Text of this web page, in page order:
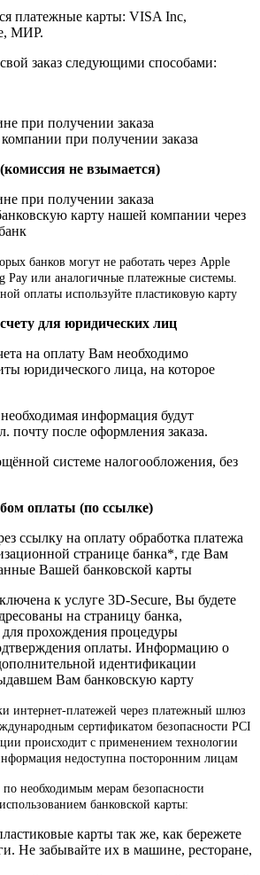
платежные карты: VISA Inc,
МИР.
заказ следующими способами:
при получении заказа
при получении заказа
не взымается)
при получении заказа
карту нашей компании через
банков могут не работать через Apple
Pay или аналогичные платежные системы.
оплаты используйте пластиковую карту
для юридических лиц
на оплату Вам необходимо
юридического лица, на которое
информация будут
почту после оформления заказа.
системе налогообложения, без
оплаты (по ссылке)
ссылку на оплату обработка платежа
странице банка*, где Вам
Вашей банковской карты
к услуге 3D-Secure, Вы будете
на страницу банка,
прохождения процедуры
оплаты. Информацию о
идентификации
Вам банковскую карту
интернет-платежей через платежный шлюз
сертификатом безопасности PCI
происходит с применением технологии
недоступна посторонним лицам
необходимым мерам безопасности
банковской карты:
карты так же, как бережете
Не забывайте их в машине, ресторане,